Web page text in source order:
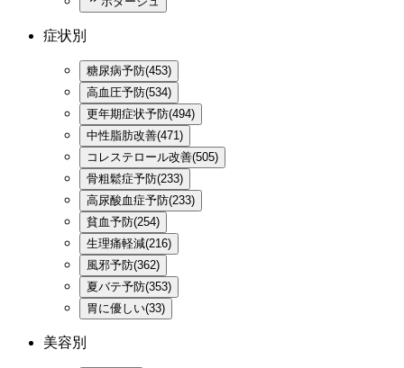
症状別
糖尿病予防(453)
高血圧予防(534)
更年期症状予防(494)
中性脂肪改善(471)
コレステロール改善(505)
骨粗鬆症予防(233)
高尿酸血症予防(233)
貧血予防(254)
生理痛軽減(216)
風邪予防(362)
夏バテ予防(353)
胃に優しい(33)
美容別